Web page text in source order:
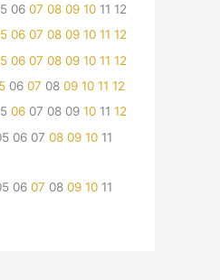
06 07 08 09 10 11 12
06 07 08 09 10 11 12
06 07 08 09 10 11 12
06 07 08 09 10 11 12
06 07 08 09 10 11 12
06 07 08 09 10 11
06 07 08 09 10 11